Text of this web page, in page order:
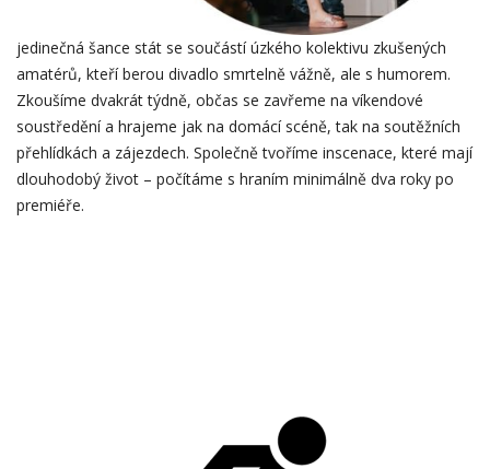
jedinečná šance stát se součástí úzkého kolektivu zkušených
amatérů, kteří berou divadlo smrtelně vážně, ale s humorem.
Zkoušíme dvakrát týdně, občas se zavřeme na víkendové
soustředění a hrajeme jak na domácí scéně, tak na soutěžních
přehlídkách a zájezdech. Společně tvoříme inscenace, které mají
dlouhodobý život – počítáme s hraním minimálně dva roky po
premiéře.